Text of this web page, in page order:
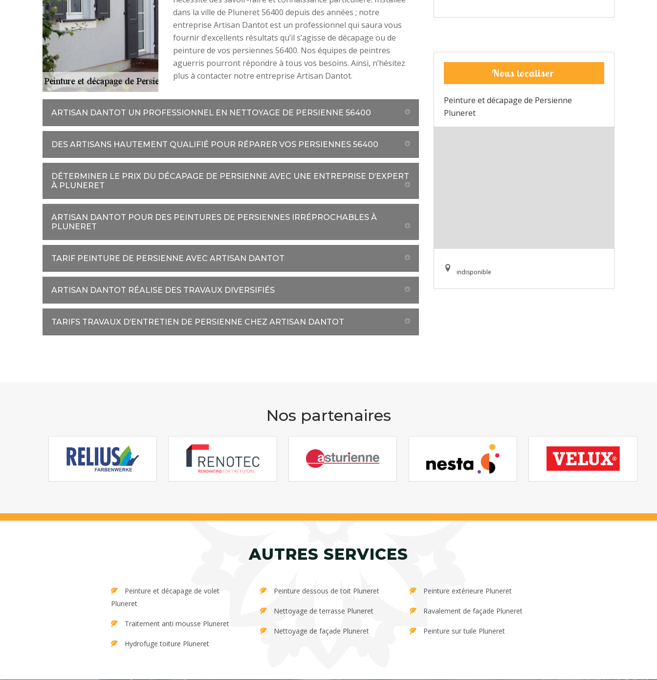
dans la ville de Pluneret 56400 depuis des années ; notre
entreprise Artisan Dantot est un professionnel qui saura vous
fournir d’excellents résultats qu’il s’agisse de décapage ou de
peinture de vos persiennes 56400. Nos équipes de peintres
aguerris pourront répondre à tous vos besoins. Ainsi, n’hésitez
plus à contacter notre entreprise Artisan Dantot.
ARTISAN DANTOT UN PROFESSIONNEL EN NETTOYAGE DE PERSIENNE 56400
DES ARTISANS HAUTEMENT QUALIFIÉ POUR RÉPARER VOS PERSIENNES 56400
DÉTERMINER LE PRIX DU DÉCAPAGE DE PERSIENNE AVEC UNE ENTREPRISE D’EXPERT
À PLUNERET
ARTISAN DANTOT POUR DES PEINTURES DE PERSIENNES IRRÉPROCHABLES À
PLUNERET
TARIF PEINTURE DE PERSIENNE AVEC ARTISAN DANTOT
ARTISAN DANTOT RÉALISE DES TRAVAUX DIVERSIFIÉS
TARIFS TRAVAUX D’ENTRETIEN DE PERSIENNE CHEZ ARTISAN DANTOT
Nous localiser
Peinture et décapage de Persienne
Pluneret
indisponible
Nos partenaires
AUTRES SERVICES
Pluneret
Traitement anti mousse Pluneret
Hydrofuge toiture Pluneret
Peinture dessous de toit Pluneret
Nettoyage de terrasse Pluneret
Nettoyage de façade Pluneret
Peinture extérieure Pluneret
Ravalement de façade Pluneret
Peinture sur tuile Pluneret